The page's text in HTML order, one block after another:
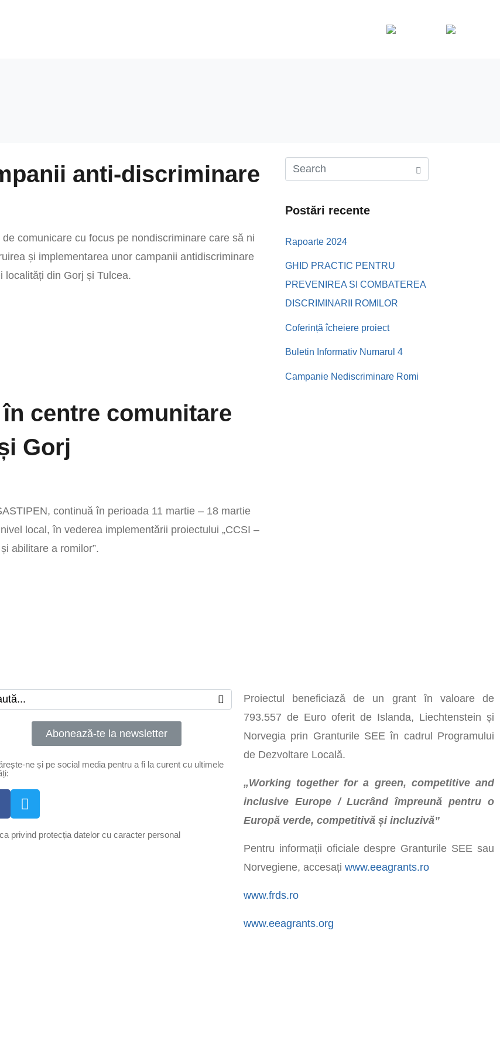
anti-discriminare​
comunicare cu focus pe nondiscriminare care să ni
și implementarea unor campanii antidiscriminare
localități din Gorj și Tulcea.
centre comunitare
Gorj
continuă în perioada 11 martie – 18 martie
local, în vederea implementării proiectului „CCSI –
abilitare a romilor”.
Postări recente
Rapoarte 2024
GHID PRACTIC PENTRU
PREVENIREA SI COMBATEREA
DISCRIMINARII ROMILOR
Coferință îcheiere proiect
Buletin Informativ Numarul 4
Campanie Nediscriminare Romi
Abonează-te la newsletter
ne și pe social media pentru a fi la curent cu ultimele
privind protecția datelor cu caracter personal
Proiectul beneficiază de un grant în valoare de
793.557 de Euro oferit de Islanda, Liechtenstein și
Norvegia prin Granturile SEE în cadrul Programului
de Dezvoltare Locală.
„Working together for a green, competitive and
inclusive Europe / Lucrând împreună pentru o
Europă verde, competitivă și incluzivă”
Pentru informații oficiale despre Granturile SEE sau
Norvegiene, accesați www.eeagrants.ro
www.frds.ro
www.eeagrants.org